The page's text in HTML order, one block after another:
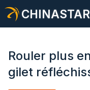
Rouler plus
gilet